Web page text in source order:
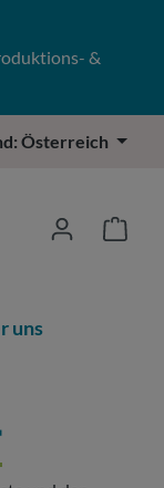
&
Österreich
uns